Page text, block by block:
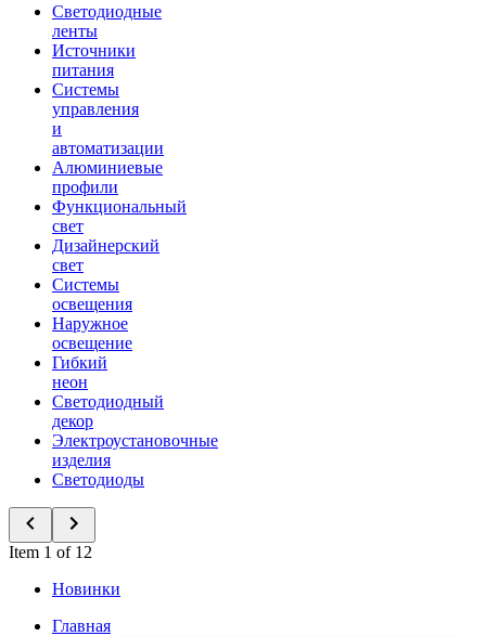
Светодиодные
ленты
Источники
питания
Системы
управления
и
автоматизации
Алюминиевые
профили
Функциональный
свет
Дизайнерский
свет
Системы
освещения
Наружное
освещение
Гибкий
неон
Светодиодный
декор
Электроустановочные
изделия
Светодиоды
Item 1 of 12
Новинки
Главная